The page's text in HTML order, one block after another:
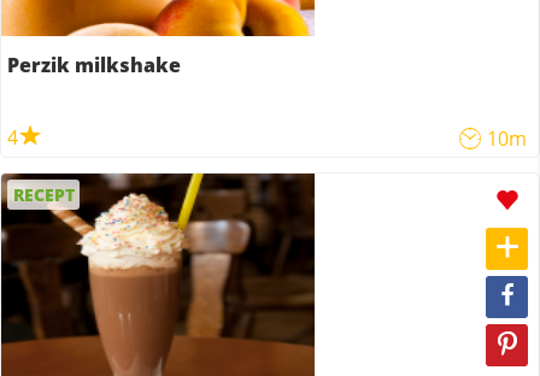
Perzik milkshake
4 10m
RECEPT